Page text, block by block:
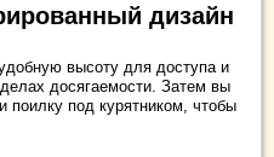
дизайн
высоту для доступа и
досягаемости. Затем вы
поилку под курятником, чтобы